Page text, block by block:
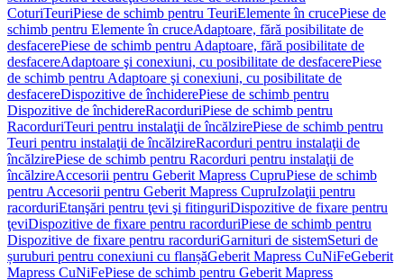
CoturiTeuriPiese de schimb pentru TeuriElemente în crucePiese de
schimb pentru Elemente în cruceAdaptoare, fără posibilitate de
desfacerePiese de schimb pentru Adaptoare, fără posibilitate de
desfacereAdaptoare şi conexiuni, cu posibilitate de desfacerePiese
de schimb pentru Adaptoare şi conexiuni, cu posibilitate de
desfacereDispozitive de închiderePiese de schimb pentru
Dispozitive de închidereRacorduriPiese de schimb pentru
RacorduriTeuri pentru instalaţii de încălzirePiese de schimb pentru
Teuri pentru instalaţii de încălzireRacorduri pentru instalaţii de
încălzirePiese de schimb pentru Racorduri pentru instalaţii de
încălzireAccesorii pentru Geberit Mapress CupruPiese de schimb
pentru Accesorii pentru Geberit Mapress CupruIzolaţii pentru
racorduriEtanşări pentru ţevi şi fitinguriDispozitive de fixare pentru
ţeviDispozitive de fixare pentru racorduriPiese de schimb pentru
Dispozitive de fixare pentru racorduriGarnituri de sistemSeturi de
șuruburi pentru conexiuni cu flanșăGeberit Mapress CuNiFeGeberit
Mapress CuNiFePiese de schimb pentru Geberit Mapress